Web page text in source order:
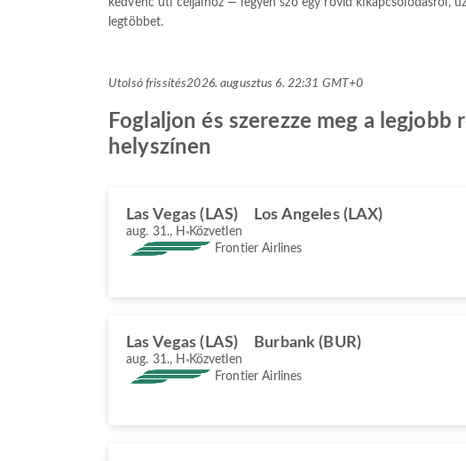
kedvenc úti céljaihoz — legyen szó egy rövid kikapcsolódásról,
legtöbbet.
Utolsó frissítés2026. augusztus 6. 22:31 GMT+0
Foglaljon és szerezze meg a
helyszínen
Las Vegas (LAS) Los Angeles (LAX)
aug. 31., H Közvetlen
Frontier Airlines
Las Vegas (LAS) Burbank (BUR)
aug. 31., H Közvetlen
Frontier Airlines